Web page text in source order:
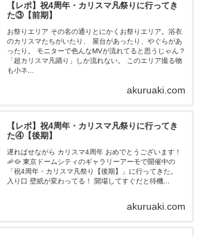
【レポ】祝4周年・カリスマ凡祭りに行ってき
た③【前期】
お祭りエリア その名の通りとにかくお祭りエリア。浴衣
のカリスマたちがいたり、 屋台があったり、やぐらがあ
ったり。 モニターで色んなMVが流れてると思うじゃん？
「超カリスマ凡踊り」しか流れない。 このエリア撮る物
も小ネ...
akuruaki.com
【レポ】祝4周年・カリスマ凡祭りに行ってき
た④【後期】
遅ればせながら カリスマ4周年 おめでとうございます！
🦐🥘 東京ドームシティのギャラリーアーモで開催中の
「祝4周年・カリスマ凡祭り【後期】」に行ってきた。
入り口 壁紙が変わってる！ 開場してすぐだと待機...
akuruaki.com